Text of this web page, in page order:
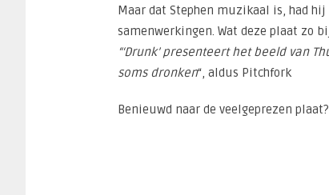
Maar dat Stephen muzikaal is, had
samenwerkingen. Wat deze plaat zo
“‘Drunk’ presenteert het beeld van
soms dronken“, aldus Pitchfork
Benieuwd naar de veelgeprezen